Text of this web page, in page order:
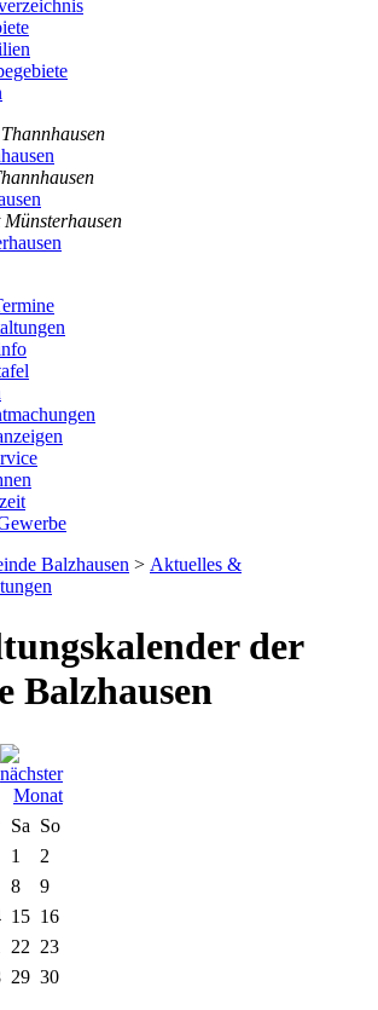
Balzhausen > Aktuelles &
der
Balzhausen
Sa So
1
2
8
9
15 16
22 23
29 30